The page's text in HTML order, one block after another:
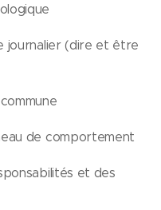
journalier (dire et être
de comportement
et des